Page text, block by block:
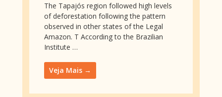
The Tapajós region followed high levels
of deforestation following the pattern
observed in other states of the Legal
Amazon. T According to the Brazilian
Institute …
Veja Mais →